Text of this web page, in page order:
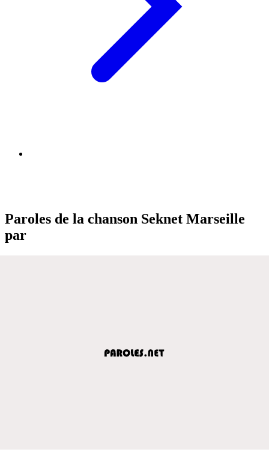
Paroles de la chanson Seknet Marseille
par